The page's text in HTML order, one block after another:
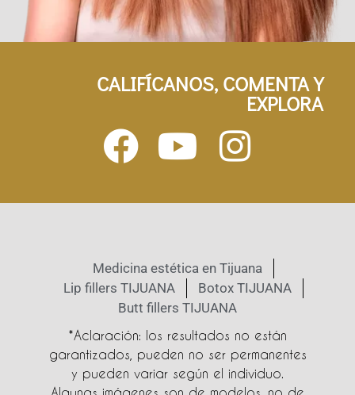
CALIFÍCANOS, COMENTA Y
EXPLORA
Medicina estética en Tijuana
Lip fillers TIJUANA
Botox TIJUANA
Butt fillers TIJUANA
*Aclaración: los resultados no están
garantizados, pueden no ser permanentes
y pueden variar según el individuo.